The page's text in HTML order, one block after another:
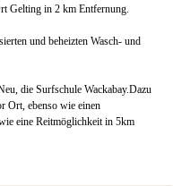
Gelting in 2 km Entfernung.
und beheizten Wasch- und
die Surfschule Wackabay.Dazu
Ort, ebenso wie einen
eine Reitmöglichkeit in 5km